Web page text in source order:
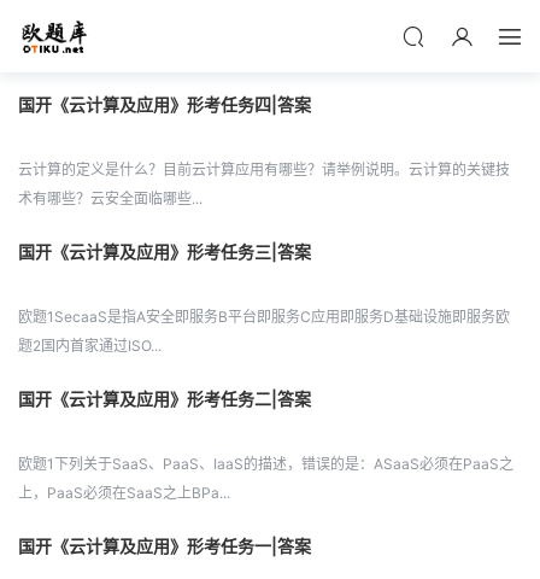
国开《云计算及应用》形考任务四|答案
云计算的定义是什么？目前云计算应用有哪些？请举例说明。云计算的关键技
术有哪些？云安全面临哪些...
国开《云计算及应用》形考任务三|答案
欧题1SecaaS是指A安全即服务B平台即服务C应用即服务D基础设施即服务欧
题2国内首家通过ISO...
国开《云计算及应用》形考任务二|答案
欧题1下列关于SaaS、PaaS、IaaS的描述，错误的是：ASaaS必须在PaaS之
上，PaaS必须在SaaS之上BPa...
国开《云计算及应用》形考任务一|答案